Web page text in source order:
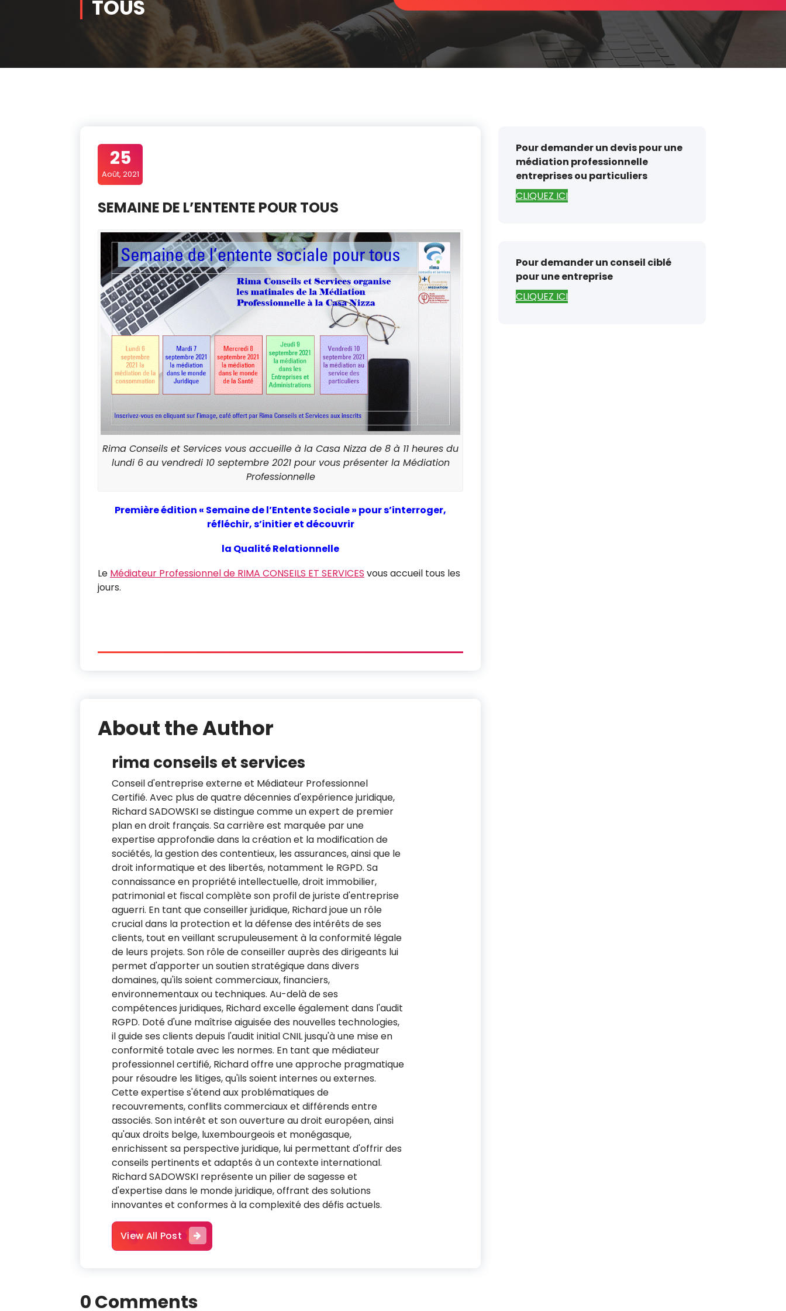
TOUS
25
Août, 2021
SEMAINE DE L’ENTENTE POUR TOUS
Rima Conseils et Services vous accueille à la Casa Nizza de 8 à 11 heures du
lundi 6 au vendredi 10 septembre 2021 pour vous présenter la Médiation
Professionnelle
Premièreédition « Semaine de l’Entente Sociale» pour s’interroger,
réfléchir,s’initier et découvrir
la Qualité Relationnelle
Le Médiateur Professionnel de RIMA CONSEILS ET SERVICES vous accueil tous les
jours.
About the Author
rima conseils et services
Conseil d'entreprise externe et Médiateur Professionnel
Certifié. Avec plus de quatre décennies d'expérience juridique,
Richard SADOWSKI se distingue comme un expert de premier
plan en droit français. Sa carrière est marquée par une
expertise approfondie dans la création et la modification de
sociétés, la gestion des contentieux, les assurances, ainsi que le
droit informatique et des libertés, notamment le RGPD. Sa
connaissance en propriété intellectuelle, droit immobilier,
patrimonial et fiscal complète son profil de juriste d'entreprise
aguerri. En tant que conseiller juridique, Richard joue un rôle
crucial dans la protection et la défense des intérêts de ses
clients, tout en veillant scrupuleusement à la conformité légale
de leurs projets. Son rôle de conseiller auprès des dirigeants lui
permet d'apporter un soutien stratégique dans divers
domaines, qu'ils soient commerciaux, financiers,
environnementaux ou techniques. Au-delà de ses
compétences juridiques, Richard excelle également dans l'audit
RGPD. Doté d'une maîtrise aiguisée des nouvelles technologies,
il guide ses clients depuis l'audit initial CNIL jusqu'à une mise en
conformité totale avec les normes. En tant que médiateur
professionnel certifié, Richard offre une approche pragmatique
pour résoudre les litiges, qu'ils soient internes ou externes.
Cette expertise s'étend aux problématiques de
recouvrements, conflits commerciaux et différends entre
associés. Son intérêt et son ouverture au droit européen, ainsi
qu'aux droits belge, luxembourgeois et monégasque,
enrichissent sa perspective juridique, lui permettant d'offrir des
conseils pertinents et adaptés à un contexte international.
Richard SADOWSKI représente un pilier de sagesse et
d'expertise dans le monde juridique, offrant des solutions
innovantes et conformes à la complexité des défis actuels.
View All Post
0 Comments
Pour demander un devis pour une
médiation professionnelle
entreprises ou particuliers
CLIQUEZ ICI
Pour demander un conseil ciblé
pour une entreprise
CLIQUEZ ICI
Newsletter De RI
MA CONSEILS ET S
ERVICES
Newsletter de Rima
Conseils et Services
*
Prénom Nom
*